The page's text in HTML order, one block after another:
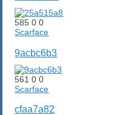
58500
Scarface
9acbc6b3
56100
Scarface
cfaa7a82